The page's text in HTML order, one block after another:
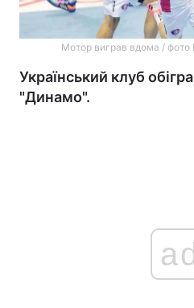
Мотор виграв вдома / фото
Український клуб
"Динамо".